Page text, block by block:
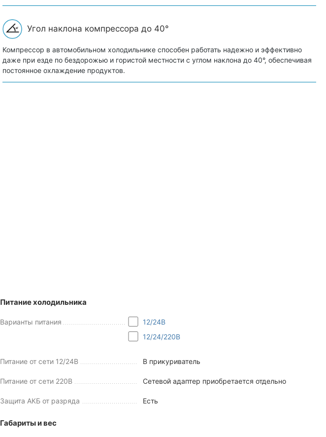
Угол наклона компрессора до 40°
Компрессор в автомобильном холодильнике способен работать надежно и эффективно
даже при езде по бездорожью и гористой местности с углом наклона до 40°, обеспечивая
постоянное охлаждение продуктов.
Питание холодильника
Варианты питания
12/24В
12/24/220В
Питание от сети 12/24В В прикуриватель
Питание от сети 220В Сетевой адаптер приобретается отдельно
Защита АКБ от разряда Есть
Габариты и вес